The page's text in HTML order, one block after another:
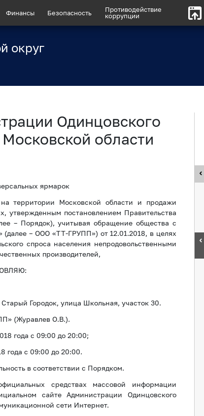
Финансы Безопасность
Противодействие
коррупции
округ
Одинцовского
области
ярмарок
территории Московской области и продажи
утвержденным постановлением Правительства
– Порядок), учитывая обращение общества с
(далее – ООО «ТТ-ГРУПП») от 12.01.2018, в целях
спроса населения непродовольственными
производителей,
Городок, улица Школьная, участок 30.
(Журавлев О.В.).
года с 09:00 до 20:00;
до 20:00.
в соответствии с Порядком.
средствах массовой информации
сайте Администрации Одинцовского
сети Интернет.